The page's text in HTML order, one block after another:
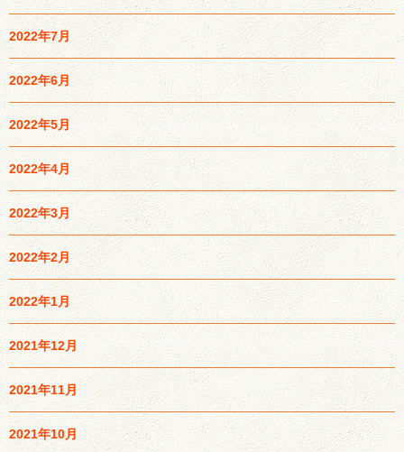
2022年7月
2022年6月
2022年5月
2022年4月
2022年3月
2022年2月
2022年1月
2021年12月
2021年11月
2021年10月